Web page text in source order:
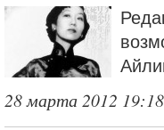
28 марта 2012